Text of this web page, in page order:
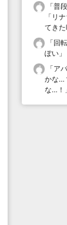
「普
「リ
てき
「回
ぽい 」
「ア
かな…
な…！」